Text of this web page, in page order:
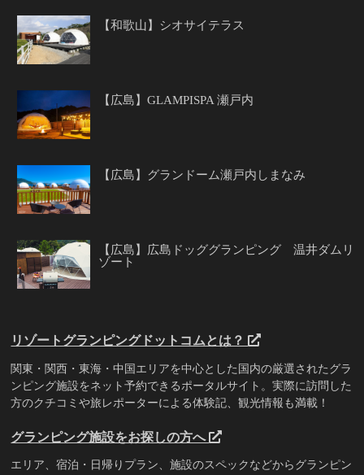
【和歌山】シオサイテラス
【広島】GLAMPISPA 瀬戸内
【広島】グランドーム瀬戸内しまなみ
【広島】広島ドッググランピング 温井ダムリ
ゾート
リゾートグランピングドットコムとは？
関東・関西・東海・中国エリアを中心とした国内の厳選されたグラ
ンピング施設をネット予約できるポータルサイト。実際に訪問した
方のクチコミや旅レポーターによる体験記、観光情報も満載！
グランピング施設をお探しの方へ
エリア、宿泊・日帰りプラン、施設のスペックなどからグランピン